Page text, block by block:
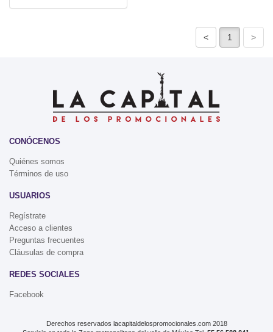
CONÓCENOS
Quiénes somos
Términos de uso
USUARIOS
Regístrate
Acceso a clientes
Preguntas frecuentes
Cláusulas de compra
REDES SOCIALES
Facebook
Derechos reservados lacapitaldelospromocionales.com 2018